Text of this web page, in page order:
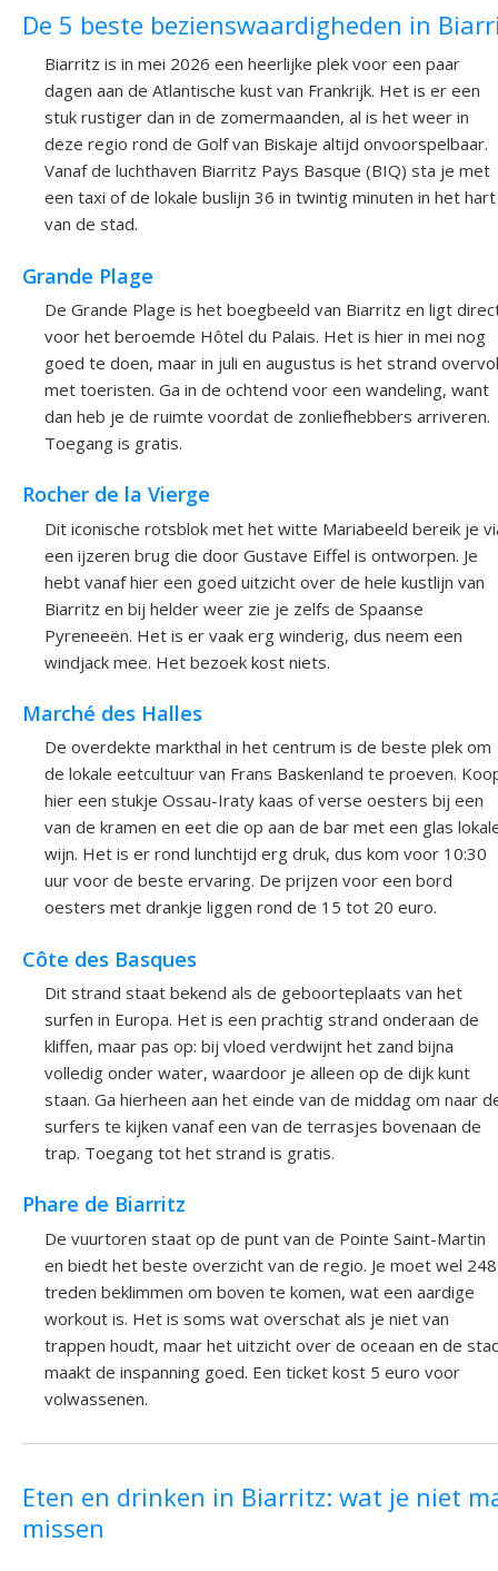
De 5 beste bezienswaardigheden in
Biarritz is in mei 2026 een heerlijke plek voor een paar
dagen aan de Atlantische kust van Frankrijk. Het is er een
stuk rustiger dan in de zomermaanden, al is het weer in
deze regio rond de Golf van Biskaje altijd onvoorspelbaar.
Vanaf de luchthaven Biarritz Pays Basque (BIQ) sta je met
een taxi of de lokale buslijn 36 in twintig minuten in het hart
van de stad.
Grande Plage
De Grande Plage is het boegbeeld van Biarritz en ligt
voor het beroemde Hôtel du Palais. Het is hier in mei nog
goed te doen, maar in juli en augustus is het strand overvol
met toeristen. Ga in de ochtend voor een wandeling, want
dan heb je de ruimte voordat de zonliefhebbers arriveren.
Toegang is gratis.
Rocher de la Vierge
Dit iconische rotsblok met het witte Mariabeeld bereik je
een ijzeren brug die door Gustave Eiffel is ontworpen. Je
hebt vanaf hier een goed uitzicht over de hele kustlijn van
Biarritz en bij helder weer zie je zelfs de Spaanse
Pyreneeën. Het is er vaak erg winderig, dus neem een
windjack mee. Het bezoek kost niets.
Marché des Halles
De overdekte markthal in het centrum is de beste plek om
de lokale eetcultuur van Frans Baskenland te proeven.
hier een stukje Ossau-Iraty kaas of verse oesters bij een
van de kramen en eet die op aan de bar met een glas
wijn. Het is er rond lunchtijd erg druk, dus kom voor 10:30
uur voor de beste ervaring. De prijzen voor een bord
oesters met drankje liggen rond de 15 tot 20 euro.
Côte des Basques
Dit strand staat bekend als de geboorteplaats van het
surfen in Europa. Het is een prachtig strand onderaan de
kliffen, maar pas op: bij vloed verdwijnt het zand bijna
volledig onder water, waardoor je alleen op de dijk kunt
staan. Ga hierheen aan het einde van de middag om naar
surfers te kijken vanaf een van de terrasjes bovenaan de
trap. Toegang tot het strand is gratis.
Phare de Biarritz
De vuurtoren staat op de punt van de Pointe Saint-Martin
en biedt het beste overzicht van de regio. Je moet wel 248
treden beklimmen om boven te komen, wat een aardige
workout is. Het is soms wat overschat als je niet van
trappen houdt, maar het uitzicht over de oceaan en de
maakt de inspanning goed. Een ticket kost 5 euro voor
volwassenen.
Eten en drinken in Biarritz: wat je niet
missen